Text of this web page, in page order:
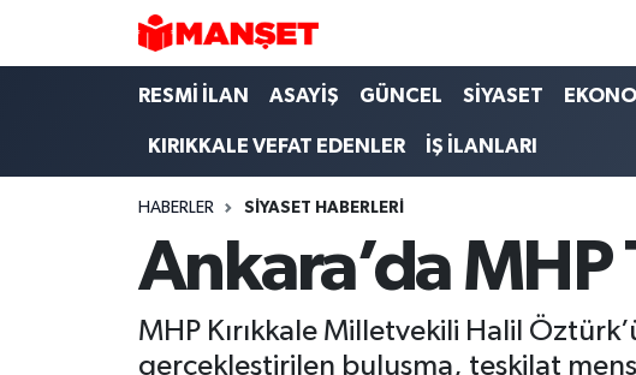
RESMİ İLAN ASAYİŞ GÜNCEL SİYASET
KIRIKKALE VEFAT EDENLER İŞ İLANLARI
HABERLER SİYASET HABERLERİ
Ankara’da
MHP Kırıkkale Milletvekili Halil
gerçekleştirilen buluşma, teşkilat
Hava Durumu
Trafik Durumu
Süper Lig Puan Durumu ve Fikstür
Tüm Manşetler
Son Dakika Haberleri